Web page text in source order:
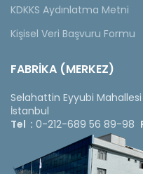
KDKKS Aydınlatma Metni
Kişisel Veri Başvuru Formu
FABRİKA (MERKEZ)
Selahattin Eyyubi Mahallesi
İstanbul
Tel : 0-212-689 56 89-98